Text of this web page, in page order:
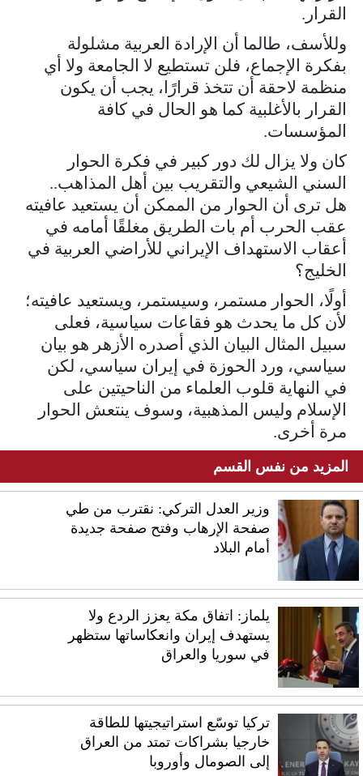
القرار.
وللأسف، طالما أن الإرادة العربية مشلولة
بفكرة الإجماع، فلن تستطيع لا الجامعة ولا أي
منظمة لاحقة أن تتخذ قرارًا، يجب أن يكون
القرار بالأغلبية كما هو الحال في كافة
المؤسسات.
كان ولا يزال لك دور كبير في فكرة الحوار
السني الشيعي والتقريب بين أهل المذاهب..
هل ترى أن الحوار من الممكن أن يستعيد عافيته
عقب الحرب أم بات الطريق مغلقًا أمامه في
أعقاب الاستهداف الإيراني للأراضي العربية في
الخليج؟
أولًا، الحوار مستمر، وسيستمر، ويستعيد عافيته؛
لأن كل ما يحدث هو فقاعات سياسية، فعلى
سبيل المثال البيان الذي أصدره الأزهر هو بيان
سياسي، ورد الحوزة في إيران سياسي، لكن
في النهاية قلوب العلماء من الناحيتين على
الإسلام وليس المذهبية، وسوف ينتعش الحوار
مرة أخرى.
المزيد من نفس القسم
وزير العدل التركي: نقترب من طي
صفحة الإرهاب وفتح صفحة جديدة
أمام البلاد
يلماز: اتفاق مكة يعزز الردع ولا
يستهدف إيران وانعكاساتها ستظهر
في سوريا والعراق
تركيا توسّع استراتيجيتها للطاقة
خارجيا بشراكات تمتد من العراق
إلى الصومال وأوروبا